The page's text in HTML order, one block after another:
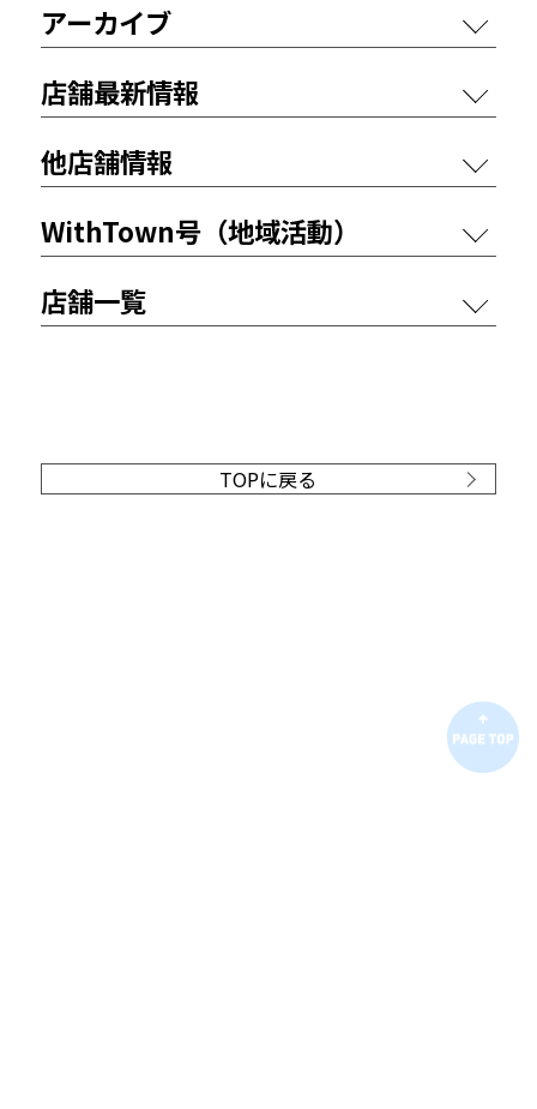
アーカイブ
店舗最新情報
他店舗情報
WithTown号（地域活動）
店舗一覧
TOPに戻る